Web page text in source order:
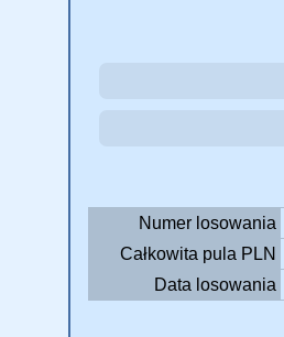
Numer losowania
Całkowita pula PLN
Data losowania